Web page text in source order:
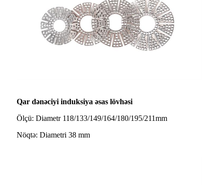
Qar dənəciyi induksiya əsas lövhəsi
Ölçü: Diametr 118/133/149/164/180/195/211mm
Nöqtə: Diametri 38 mm